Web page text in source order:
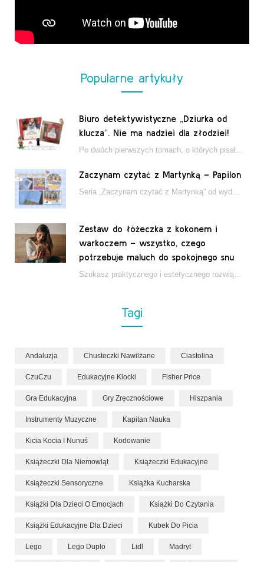
Popularne artykuły
Biuro detektywistyczne „Dziurka od
klucza”. Nie ma nadziei dla złodziei!
Zaczynam czytać z Martynką – Papilon
Zestaw do łóżeczka z kokonem i
warkoczem – wszystko, czego
potrzebuje maluch do spokojnego snu
Tagi
Andaluzja Chusteczki Nawilżane Ciastolina
CzuCzu Edukacyjne Klocki Fisher Price
Gra Edukacyjna Gry Zręcznościowe Hiszpania
Instrumenty Muzyczne Kapitan Nauka
Kicia Kocia I Nunuś Kodowanie
Książeczki Dla Niemowląt Książeczki Edukacyjne
Książeczki Sensoryczne Książka Kucharska
Książki Dla Dzieci O Emocjach Książki Do Czytania
Książki Edukacyjne Dla Dzieci Kubek Do Picia
Lego Lego Duplo Lidl Madryt